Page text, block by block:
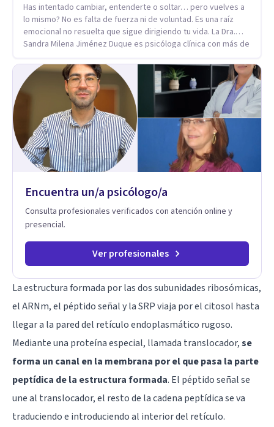
Has intentado cambiar, entenderte o soltar… pero vuelves a
lo mismo? No es falta de fuerza ni de voluntad. Es una raíz
emocional no resuelta que sigue dirigiendo tu vida. La Dra.
Sandra Milena Jiménez Duque es psicóloga clínica con más de
profesionales más destacadas en el abordaje profundo de la
ansiedad, la baja autoestima, la dependencia emocional y los
conflictos de pareja. Ha trabajado con pacientes en
diferentes países, acompañando procesos complejos. Su
enfoque terapéutico se diferencia por una premisa clara: no
trabaja el síntoma, trabaja la raíz que lo origina. Su
metodología interviene en tres niveles: regulación del
sistema emocional, reprocesamiento de heridas de la
infancia y reestructuración cognitiva profunda, permitiendo
origen. Si buscas un proceso superficial, este no es el lugar.
raíz de lo que te ocurre, la Dra. Sandra Milena Jiménez Duque
es una de las mejores opciones para acompañarte. Porque
cuando sanas tu mundo interno, cambias tu forma de pensar,
Encuentra un/a psicólogo/a
Consulta profesionales verificados con atención online y
presencial.
Ver profesionales
La estructura formada por las dos subunidades ribosómicas,
el ARNm, el péptido señal y la SRP viaja por el citosol hasta
llegar a la pared del retículo endoplasmático rugoso.
Mediante una proteína especial, llamada translocador,se
forma un canal en la membrana por el que pasa la parte
peptídica de la estructura formada. El péptido señal se
une al translocador, el resto de la cadena peptídica se va
traduciendo e introduciendo al interior del retículo.